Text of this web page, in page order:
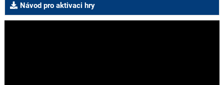
Návod pro aktivaci hry